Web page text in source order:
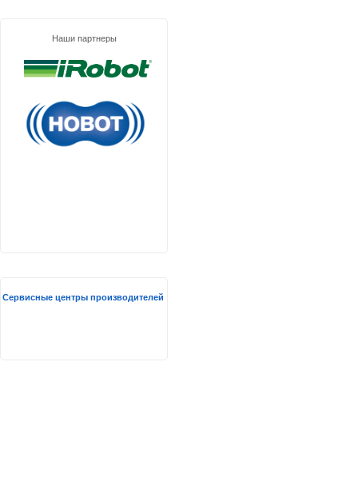
Наши партнеры
Сервисные центры производителей